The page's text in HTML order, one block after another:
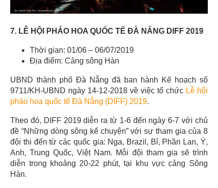
7. LỄ HỘI PHÁO HOA QUỐC TẾ ĐÀ NẴNG DIFF 2019
Thời gian: 01/06 – 06/07/2019
Địa điểm: Cảng sông Hàn
UBND thành phố Đà Nẵng đã ban hành Kế hoạch số
9711/KH-UBND ngày 14-12-2018 về việc tổ chức Lễ hội
pháo hoa quốc tế Đà Nẵng (DIFF) 2019.
Theo đó, DIFF 2019 diễn ra từ 1-6 đến ngày 6-7 với chủ
đề “Những dòng sông kể chuyện” với sự tham gia của 8
đội thi đến từ các quốc gia: Nga, Brazil, Bỉ, Phần Lan, Ý,
Anh, Trung Quốc, Việt Nam. Mỗi đội tham gia sẽ trình
diễn trong khoảng 20-22 phút, tại khu vực cảng Sông
Hàn.